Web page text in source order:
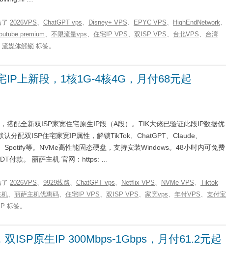
2026VPS ChatGPT vps Disney+ VPS EPYC VPS HighEndNetwork
premium 不限流量vps 住宅IP VPS 双ISP VPS 台北VPS
台湾
流媒体解锁 标签。
IP上新段，1核1G-4核4G，月付68元起
搭配全新双ISP家宽住宅原生IP段（A段）。TIK大佬已验证此段IP数据优
分配双ISP住宅家宽IP属性，解锁TikTok、ChatGPT、Claude、
等。NVMe高性能固态硬盘，支持安装Windows。48小时内可免费
付款。 丽萨主机 官网：https: …
2026VPS 9929线路 ChatGPT vps Netflix VPS NVMe VPS
Tiktok
机 丽萨主机优惠码 住宅IP VPS 双ISP VPS 家宽vps 年付VPS
支付宝
标签。
ISP原生IP 300Mbps-1Gbps，月付61.2元起